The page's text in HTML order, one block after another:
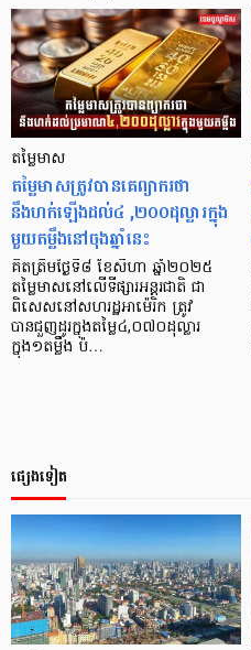
តម្លៃមាស
តម្លៃមាសត្រូវបានគេព្យាករថា
នឹងហក់ឡើងដល់៤ ,២០០ដុល្លារក្នុង
មួយតម្លឹងនៅចុងឆ្នាំនេះ
គិតត្រឹមថ្ងៃទី៨ ខែសីហា ឆ្នាំ២០២៥
តម្លៃមាសនៅលើទីផ្សារអន្តរជាតិ ជា
ពិសេសនៅសហរដ្ឋអាម៉េរិក ត្រូវ
បានជួញដូរក្នុងតម្លៃ៤,០៧០ដុល្លារ
ក្នុង១តម្លឹង ប៉…
ផ្សេងទៀត